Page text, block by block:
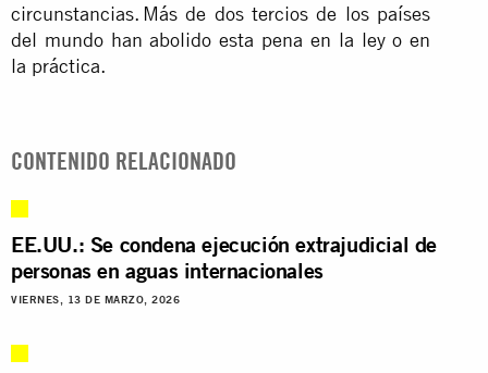
circunstancias. Más de dos tercios de los países
del mundo han abolido esta pena en la ley o en
la práctica.
CONTENIDO RELACIONADO
EE.UU.: Se condena ejecución extrajudicial de
personas en aguas internacionales
VIERNES, 13 DE MARZO, 2026